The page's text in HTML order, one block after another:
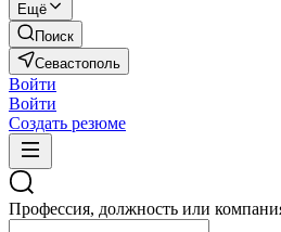
Ещё
Поиск
Севастополь
Войти
Войти
Создать резюме
Профессия, должность или